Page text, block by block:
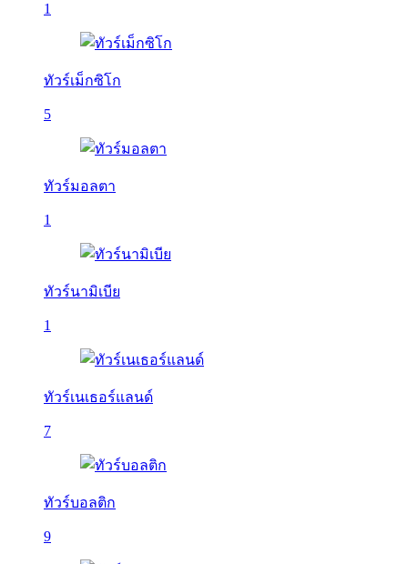
1
ทัวร์เม็กซิโก
5
ทัวร์มอลตา
1
ทัวร์นามิเบีย
1
ทัวร์เนเธอร์แลนด์
7
ทัวร์บอลติก
9